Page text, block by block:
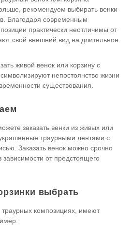
рекомендуем выбирать венки
Благодаря современным
практически неотличимы от
свой внешний вид на длительное
живой венок или корзину с
непостоянство жизни
существования.
заказать венки из живых или
траурными лентами с
Заказать венок можно срочно
зависимости от предстоящего
выбрать
композициях, имеют